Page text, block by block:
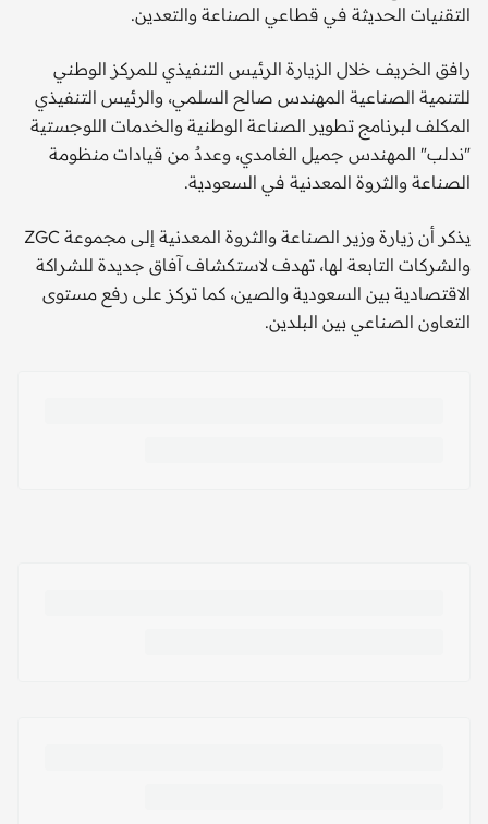
التقنيات الحديثة في قطاعي الصناعة والتعدين.
رافق الخريف خلال الزيارة الرئيس التنفيذي للمركز الوطني
للتنمية الصناعية المهندس صالح السلمي، والرئيس التنفيذي
المكلف لبرنامج تطوير الصناعة الوطنية والخدمات اللوجستية
"ندلب" المهندس جميل الغامدي، وعددٌ من قيادات منظومة
الصناعة والثروة المعدنية في السعودية.
يذكر أن زيارة وزير الصناعة والثروة المعدنية إلى مجموعة ZGC
والشركات التابعة لها، تهدف لاستكشاف آفاق جديدة للشراكة
الاقتصادية بين السعودية والصين، كما تركز على رفع مستوى
التعاون الصناعي بين البلدين.